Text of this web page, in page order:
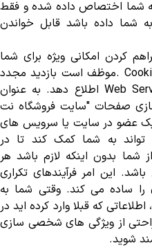
شما اختصاص داده شده و فقط
شما داده باشد قابل خواندن
کردن امکانی ویژه برای شما
.موظف است بازدید مجدد
Web اطلاع دهد. به عنوان
صفحات "سایت فروشگاه نت
یک عضو در سایت یا سرویس های
به شما کمک کند تا در
شما بدون اینکه لازم باشد هر
این امر فرآیندهای تکراری
را ساده می کند. وقتی شما به
که قبلا وارد کرده اید در
از ویژگی های شخصی سازی
شوید.